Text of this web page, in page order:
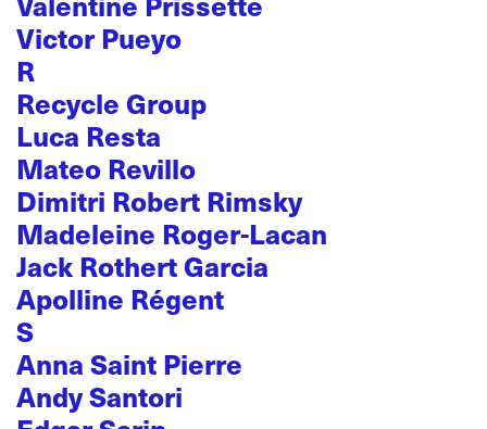
Victor Pueyo
R
Recycle Group
Luca Resta
Mateo Revillo
Dimitri Robert Rimsky
Madeleine Roger-Lacan
Jack Rothert Garcia
Apolline Régent
S
Anna Saint Pierre
Andy Santori